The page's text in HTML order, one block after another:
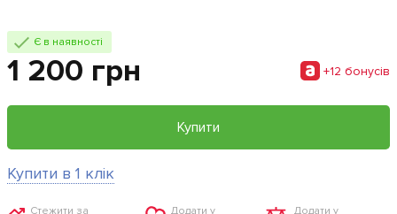
Є в наявності
1 200 грн +12 бонусiв
Купити
Купити в 1 клік
Стежити за
Додати у
Додати у